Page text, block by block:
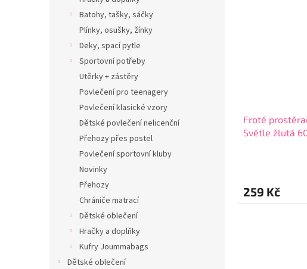
Batohy, tašky, sáčky
Plínky, osušky, žínky
Deky, spací pytle
Sportovní potřeby
Utěrky + zástěry
Povlečení pro teenagery
Povlečení klasické vzory
Dětské povlečení nelicenční
Přehozy přes postel
Povlečení sportovní kluby
Novinky
Přehozy
Chrániče matrací
Dětské oblečení
Hračky a doplňky
Kufry Joummabags
Dětské oblečení
Froté
Světle žlutá
259 Kč